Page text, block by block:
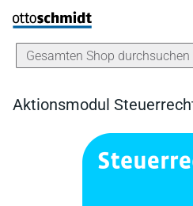
Direkt zum Inhalt
Aktionsmodul